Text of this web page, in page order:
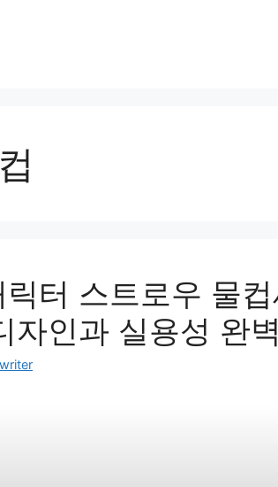
릭터 스트로우 물
자인과 실용성 완
writer